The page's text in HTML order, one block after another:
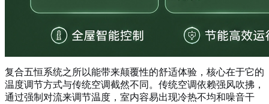
复合五恒系统之所以能带来颠覆性的舒适体验，核心在于它的
温度调节方式与传统空调截然不同。传统空调依赖强风吹拂，
通过强制对流来调节温度，室内容易出现冷热不均和噪音干